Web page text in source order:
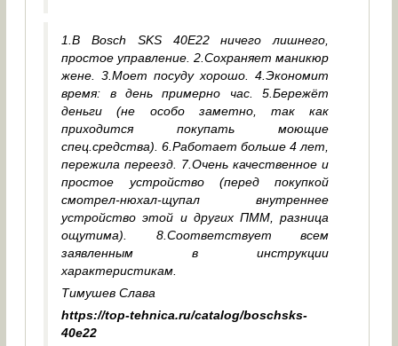
1.В Bosch SKS 40E22 ничего лишнего,
простое управление. 2.Сохраняет маникюр
жене. 3.Моет посуду хорошо. 4.Экономит
время: в день примерно час. 5.Бережёт
деньги (не особо заметно, так как
приходится покупать моющие
спец.средства). 6.Работает больше 4 лет,
пережила переезд. 7.Очень качественное и
простое устройство (перед покупкой
смотрел-нюхал-щупал внутреннее
устройство этой и других ПММ, разница
ощутима). 8.Соответствует всем
заявленным в инструкции
характеристикам.
Тимушев Слава
https://top-tehnica.ru/catalog/boschsks-
40e22